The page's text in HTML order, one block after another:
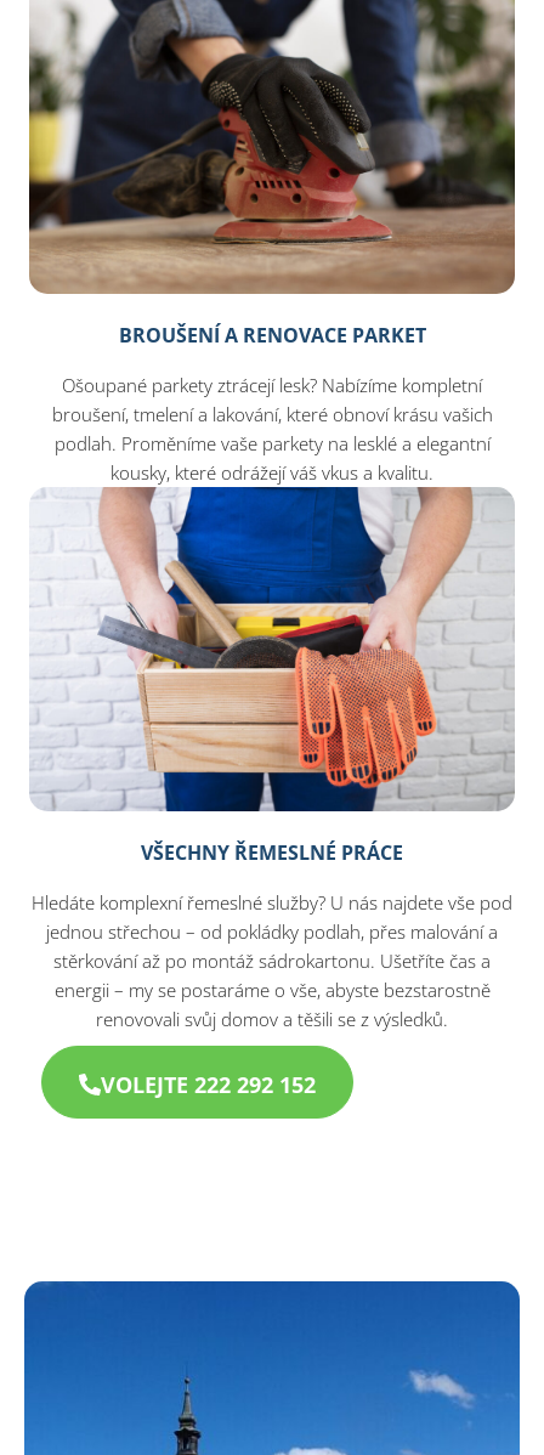
BROUŠENÍ A RENOVACE PARKET
Ošoupané parkety ztrácejí lesk? Nabízíme kompletní
broušení, tmelení a lakování, které obnoví krásu vašich
podlah. Proměníme vaše parkety na lesklé a elegantní
kousky, které odrážejí váš vkus a kvalitu.
VŠECHNY ŘEMESLNÉ PRÁCE
Hledáte komplexní řemeslné služby? U nás najdete vše pod
jednou střechou – od pokládky podlah, přes malování a
stěrkování až po montáž sádrokartonu. Ušetříte čas a
energii – my se postaráme o vše, abyste bezstarostně
renovovali svůj domov a těšili se z výsledků.
VOLEJTE 222 292 152